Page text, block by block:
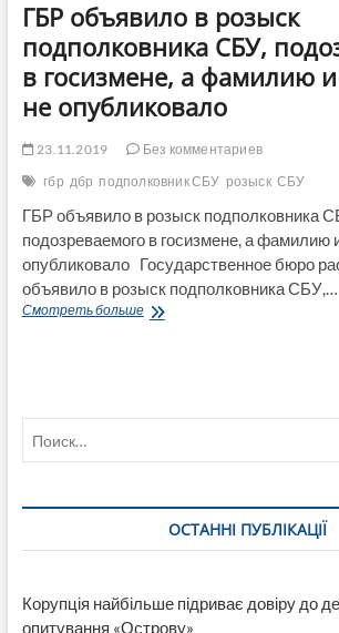
ГБР объявило в розыск
подполковника СБУ,
в госизмене, а фамилию
не опубликовало
23.11.2019
Без комментариев
гбр дбр подполковник СБУ розыск СБУ
ГБР объявило в розыск подполковника
подозреваемого в госизмене, а фамилию
опубликовало Государственное бюро
объявило в розыск подполковника СБУ,…
Смотреть большеГБР
фамилию
фото
опубликовало
ОСТАННІ ПУБЛІКАЦІЇ
Корупція найбільше підриває довіру до
опитування «Острову»